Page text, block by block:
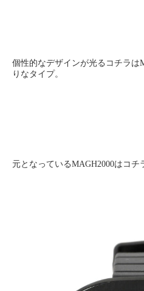
個性的なデザインが光るコチラは
りなタイプ。
元となっているMAGH2000はコチ